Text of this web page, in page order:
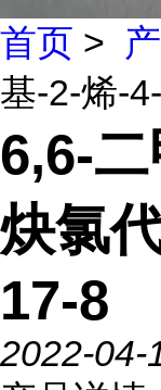
首页 >
基-2-烯-
6,6-
炔氯
17-8
2022-04-